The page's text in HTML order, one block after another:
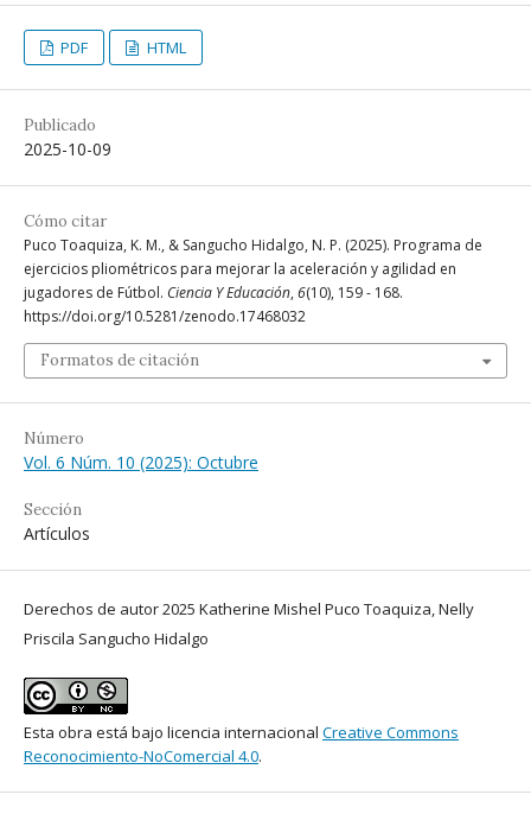
PDF HTML
Publicado
2025-10-09
Cómo citar
Puco Toaquiza, K. M., & Sangucho Hidalgo, N. P. (2025). Programa de
ejercicios pliométricos para mejorar la aceleración y agilidad en
jugadores de Fútbol. Ciencia Y Educación, 6(10), 159 - 168.
https://doi.org/10.5281/zenodo.17468032
Formatos de citación
Número
Vol. 6 Núm. 10 (2025): Octubre
Sección
Artículos
Derechos de autor 2025 Katherine Mishel Puco Toaquiza, Nelly
Priscila Sangucho Hidalgo
Esta obra está bajo licencia internacional Creative Commons
Reconocimiento-NoComercial 4.0.